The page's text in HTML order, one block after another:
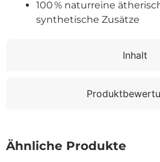
Inhalt
100 % naturreine
synthetische Zusätze
Ähnliche Produkte